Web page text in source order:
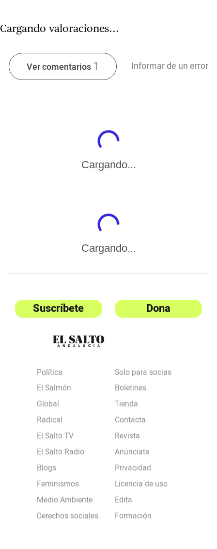
Cargando valoraciones...
Ver comentarios 1 Informar de un error
Cargando...
Cargando...
Suscríbete Dona
Política
El Salmón
Global
Radical
El Salto TV
El Salto Radio
Blogs
Feminismos
Medio Ambiente
Derechos sociales
Solo para socias
Boletines
Tienda
Contacta
Revista
Anúnciate
Privacidad
Licencia de uso
Edita
Formación